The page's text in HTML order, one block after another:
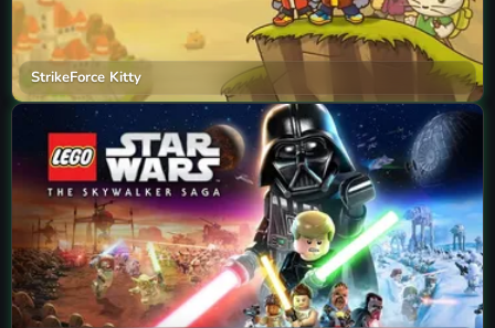
StrikeForce Kitty